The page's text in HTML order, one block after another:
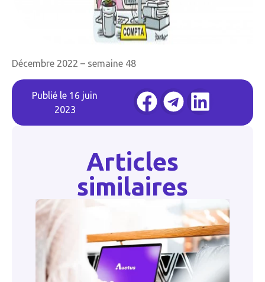
Décembre 2022 – semaine 48
Publié le 16 juin
2023
Articles
similaires